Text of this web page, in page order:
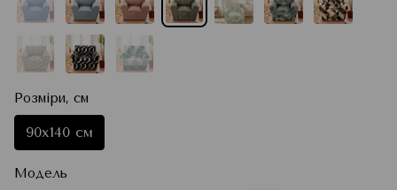
Розміри, см
90x140 см
Модель